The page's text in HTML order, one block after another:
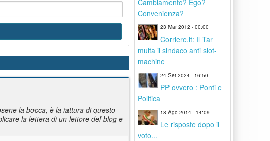
la bocca, è la iattura di questo
la lettera di un lettore del blog e
Cambiamento? Ego?
Convenienza?
23 Mar 2012 - 00:00
Corriere.it: Il Tar
multa il sindaco anti slot-
machine
24 Set 2024 - 16:50
PP ovvero : Ponti e
Politica
18 Ago 2014 - 14:09
Le risposte dopo il
voto...